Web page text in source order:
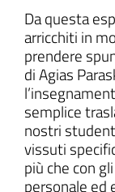
Da questa
arricchiti in
prendere
di Agias
semplice
nostri
vissuti
più che con
personale ed